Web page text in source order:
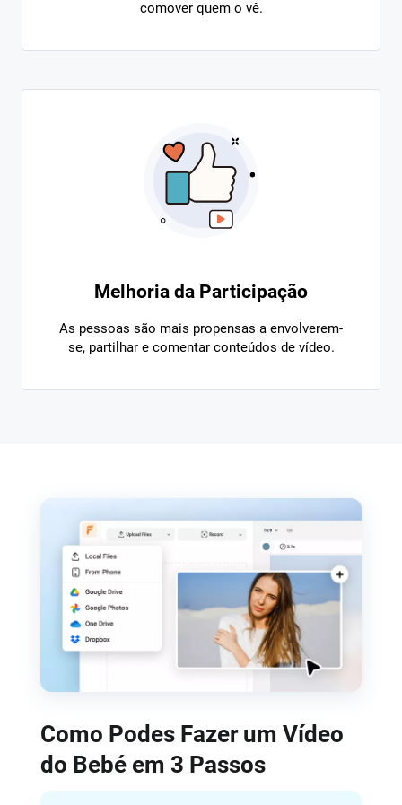
comover quem o vê.
Melhoria da Participação
As pessoas são mais propensas a envolverem-
se, partilhar e comentar conteúdos de vídeo.
Como Podes Fazer um Vídeo
do Bebé em 3 Passos